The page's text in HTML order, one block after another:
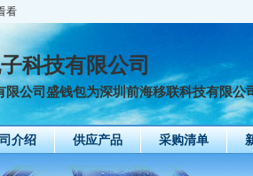
看
科技有限公司
限公司盛钱包为深圳前海移联科技有限公
介绍 供应产品 采购清单